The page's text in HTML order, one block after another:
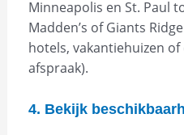
Minneapolis en St. Paul
Madden’s of Giants
hotels, vakantiehuizen
afspraak).
4. Bekijk